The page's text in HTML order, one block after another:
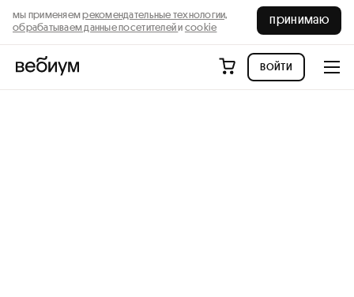
мы применяемрекомендательные технологии,
обрабатываем данные посетителейи cookie
принимаю
войти